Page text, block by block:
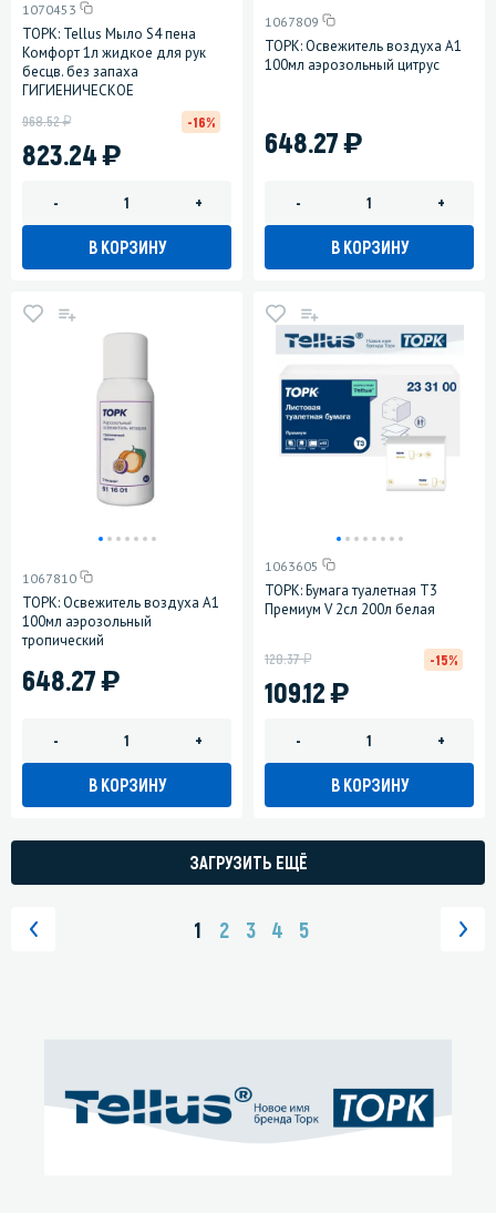
1070453
ТОРК: Tellus Мыло S4 пена
Комфорт 1л жидкое для рук
бесцв. без запаха
ГИГИЕНИЧЕСКОЕ
823.24)
968.52у -16%
- +
В КОРЗИНУ
1067809
ТОРК: Освежитель воздуха A1
100мл аэрозольный цитрус
648.27)
- +
В КОРЗИНУ
1067810
ТОРК: Освежитель воздуха A1
100мл аэрозольный
тропический
648.27)
- +
В КОРЗИНУ
1063605
ТОРК: Бумага туалетная T3
Премиум V 2сл 200л белая
109.12)
128.37у -15%
- +
В КОРЗИНУ
ЗАГРУЗИТЬ ЕЩЁ
1 2 3 4 5